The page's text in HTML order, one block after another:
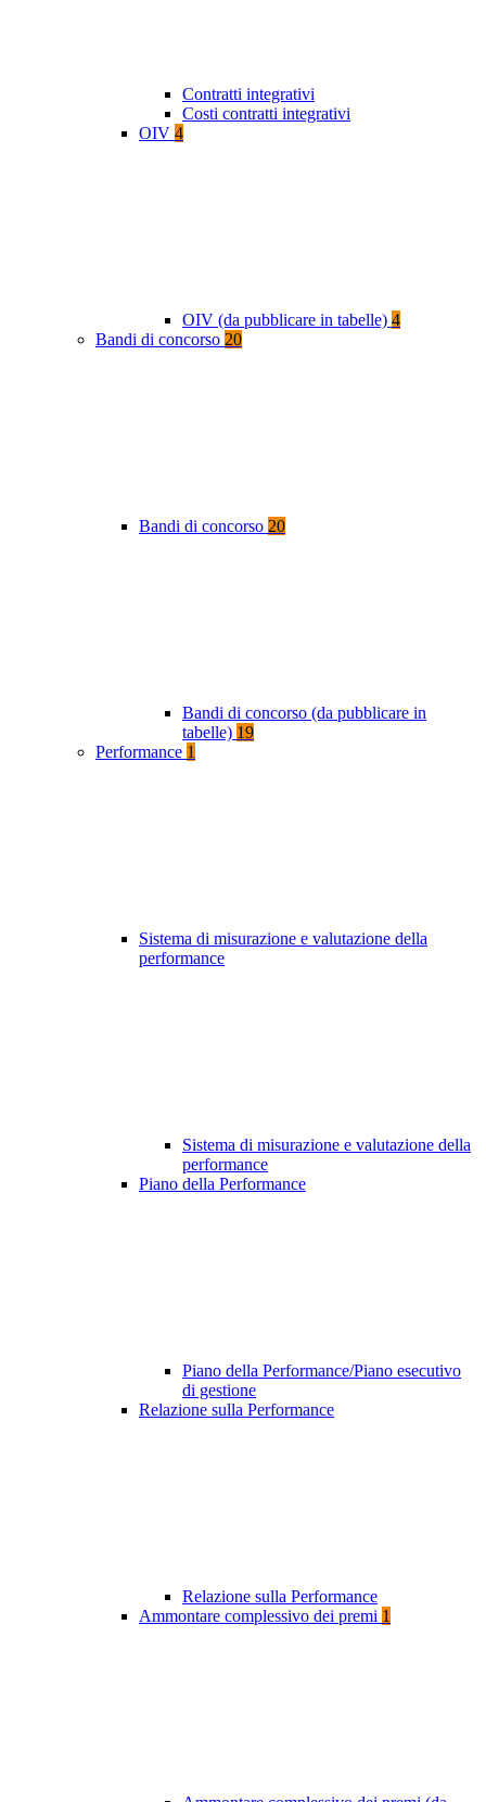
Contratti integrativi
Costi contratti integrativi
OIV 4
OIV (da pubblicare in tabelle) 4
Bandi di concorso 20
Bandi di concorso 20
Bandi di concorso (da pubblicare in
tabelle) 19
Performance 1
Sistema di misurazione e valutazione della
performance
Sistema di misurazione e valutazione della
performance
Piano della Performance
Piano della Performance/Piano esecutivo
di gestione
Relazione sulla Performance
Relazione sulla Performance
Ammontare complessivo dei premi 1